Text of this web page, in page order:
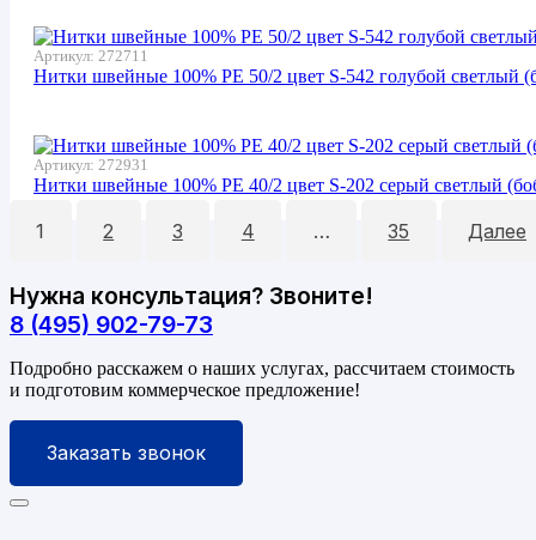
Артикул: 272711
Нитки швейные 100% PE 50/2 цвет S-542 голубой светлый
Артикул: 272931
Нитки швейные 100% PE 40/2 цвет S-202 серый светлый
1 2 3 4 … 35 Далее
Нужна консультация? Звоните!
8 (495) 902-79-73
Подробно расскажем о наших услугах, рассчитаем стоимость
и подготовим коммерческое предложение!
Заказать звонок